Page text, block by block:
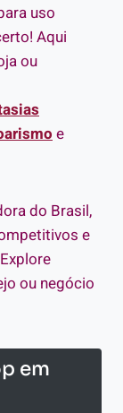
uso
Aqui
ou
e
do Brasil,
e
ou negócio
em